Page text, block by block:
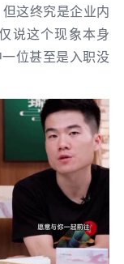
这终究是企业内
说这个现象本身
位甚至是入职没